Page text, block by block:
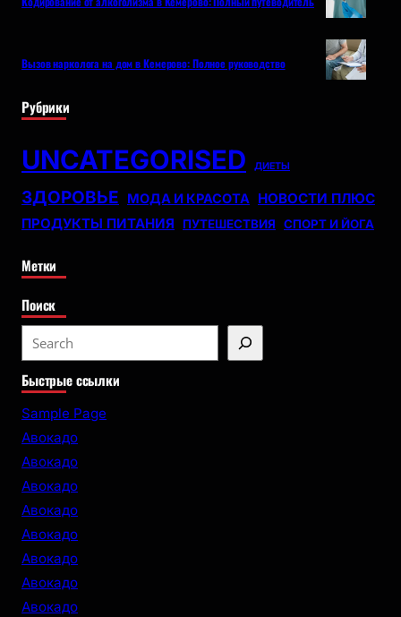
Вызов нарколога на дом в Кемерово: Полное руководство
Рубрики
UNCATEGORISED ДИЕТЫ
ЗДОРОВЬЕ МОДА И КРАСОТА НОВОСТИ ПЛЮС
ПРОДУКТЫ ПИТАНИЯ
ПУТЕШЕСТВИЯ СПОРТ И ЙОГА
Метки
Поиск
e
a
r
Быстрые ссылки
Sample Page
Авокадо
Авокадо
Авокадо
Авокадо
Авокадо
Авокадо
Авокадо
Авокадо